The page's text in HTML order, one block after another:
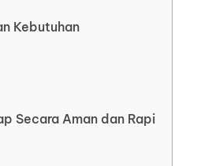
Kebutuhan
Secara Aman dan Rapi